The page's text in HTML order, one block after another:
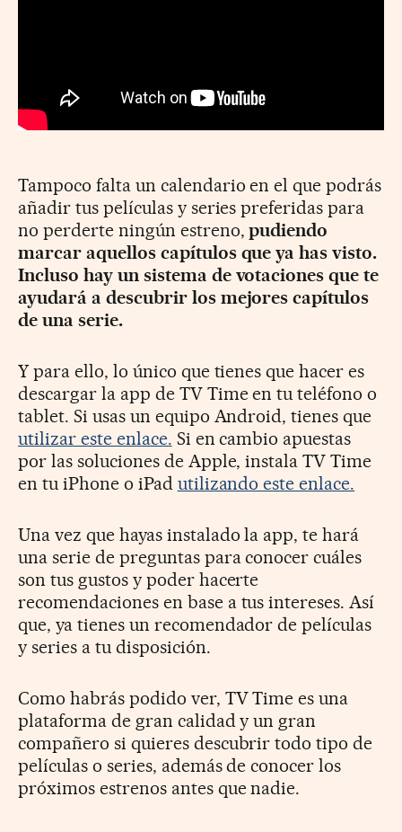
Tampoco falta un calendario en el que podrás
añadir tus películas y series preferidas para
no perderte ningún estreno,pudiendo
marcar aquellos capítulos que ya has visto.
Incluso hay un sistema de votaciones que te
ayudará a descubrir los mejores capítulos
de una serie.
Y para ello, lo único que tienes que hacer es
descargar la app de TV Time en tu teléfono o
tablet. Si usas un equipo Android, tienes que
utilizar este enlace. Si en cambio apuestas
por las soluciones de Apple, instala TV Time
en tu iPhone o iPad utilizando este enlace.
Una vez que hayas instalado la app, te hará
una serie de preguntas para conocer cuáles
son tus gustos y poder hacerte
recomendaciones en base a tus intereses. Así
que, ya tienes un recomendador de películas
y series a tu disposición.
Como habrás podido ver, TV Time es una
plataforma de gran calidad y un gran
compañero si quieres descubrir todo tipo de
películas o series, además de conocer los
próximos estrenos antes que nadie.